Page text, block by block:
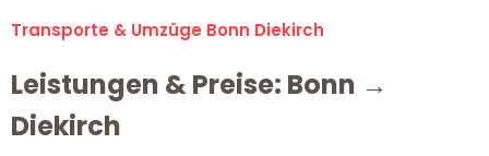
Transporte & Umzüge Bonn Diekirch
Leistungen & Preise: Bonn →
Diekirch